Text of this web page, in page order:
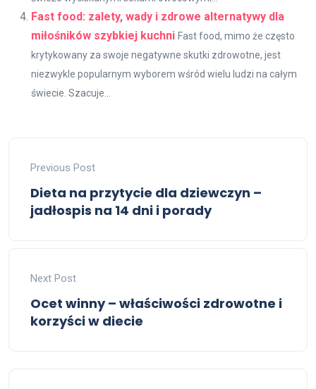
Fast food: zalety, wady i zdrowe alternatywy dla
miłośników szybkiej kuchni Fast food, mimo że często
krytykowany za swoje negatywne skutki zdrowotne, jest
niezwykle popularnym wyborem wśród wielu ludzi na całym
świecie. Szacuje...
Previous Post
Dieta na przytycie dla dziewczyn –
jadłospis na 14 dni i porady
Next Post
Ocet winny – właściwości zdrowotne i
korzyści w diecie